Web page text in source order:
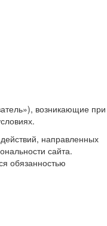
возникающие при
направленных
сайта.
обязанностью